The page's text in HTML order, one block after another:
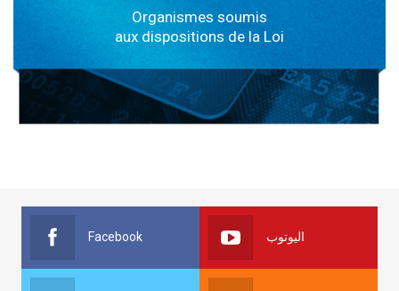
Organismes soumis
aux dispositions de la Loi
Facebook اليوتوب